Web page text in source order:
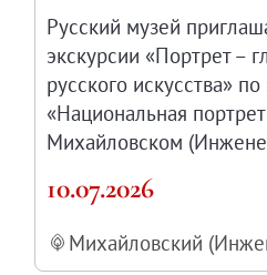
Русский музей
экскурсии «Портрет –
русского искусства»
«Национальная
Михайловском
10.07.2026
Михайловский